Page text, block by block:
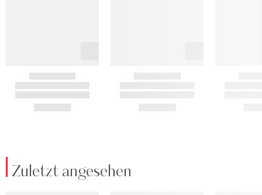
Zuletzt angesehen